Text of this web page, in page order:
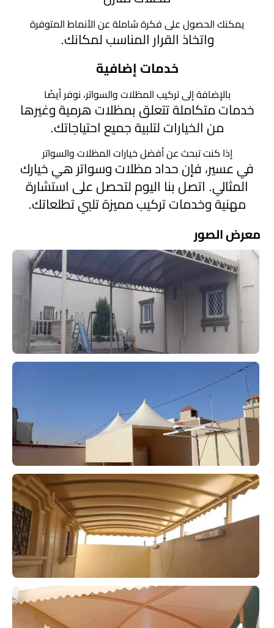
يمكنك الحصول على فكرة شاملة عن الأنماط المتوفرة
واتخاذ القرار المناسب لمكانك.
خدمات إضافية
بالإضافة إلى تركيب المظلات والسواتر، نوفر أيضًا
خدمات متكاملة تتعلق بمظلات هرمية وغيرها
من الخيارات لتلبية جميع احتياجاتك.
إذا كنت تبحث عن أفضل خيارات المظلات والسواتر
في عسير، فإن حداد مظلات وسواتر هي خيارك
المثالي. اتصل بنا اليوم لتحصل على استشارة
مهنية وخدمات تركيب مميزة تلبي تطلعاتك.
معرض الصور